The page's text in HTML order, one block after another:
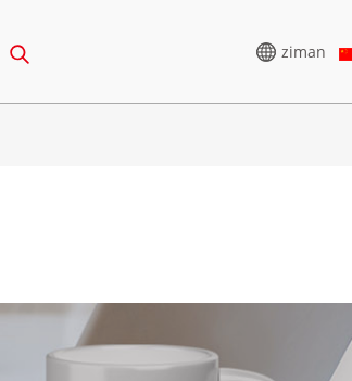
250-1100 KVA SERIYA M 1100-4000 KVA
ziman